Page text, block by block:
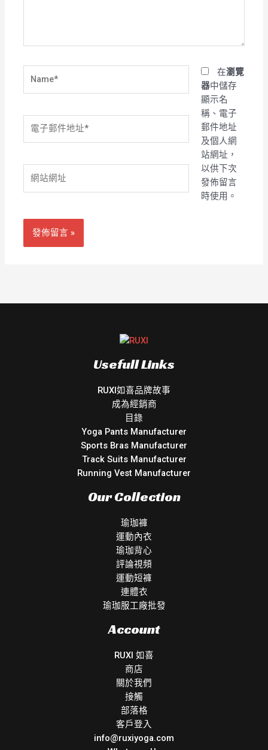
子
件
地
址
站
在瀏覽
器中儲存
顯示名
稱、電子
郵件地址
及個人網
站網址，
以供下次
發佈留言
時使用。
Usefull Links
RUXI如喜品牌故事
成為經銷商
目錄
Yoga Pants Manufacturer
Sports Bras Manufacturer
Track Suits Manufacturer
Running Vest Manufacturer
Our Collection
瑜珈褲
運動內衣
瑜珈背心
評論視頻
運動短褲
連體衣
瑜珈服工廠批發
Account
RUXI 如喜
商店
關於我們
接觸
部落格
客戶登入
info@ruxiyoga.com